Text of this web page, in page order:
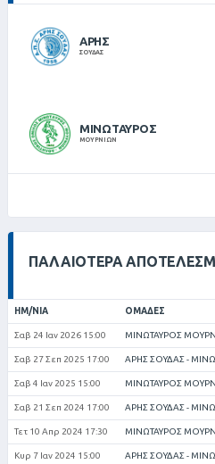
ΑΡΗΣ
ΣΟΥΔΑΣ
ΜΙΝΩΤΑΥΡΟΣ
ΜΟΥΡΝΙΩΝ
ΠΑΛΑΙΌΤΕΡΑ
ΗΜ/ΝΊΑ ΟΜΆΔΕΣ
Σαβ 24 Ιαν 2026 15:00 ΜΙΝΩΤΑΥΡΟΣ
Σαβ 27 Σεπ 2025 17:00 ΑΡΗΣ ΣΟΥΔΑΣ -
Σαβ 4 Ιαν 2025 15:00 ΜΙΝΩΤΑΥΡΟΣ
Σαβ 21 Σεπ 2024 17:00 ΑΡΗΣ ΣΟΥΔΑΣ -
Τετ 10 Απρ 2024 17:30 ΜΙΝΩΤΑΥΡΟΣ
Κυρ 7 Ιαν 2024 15:00 ΑΡΗΣ ΣΟΥΔΑΣ -